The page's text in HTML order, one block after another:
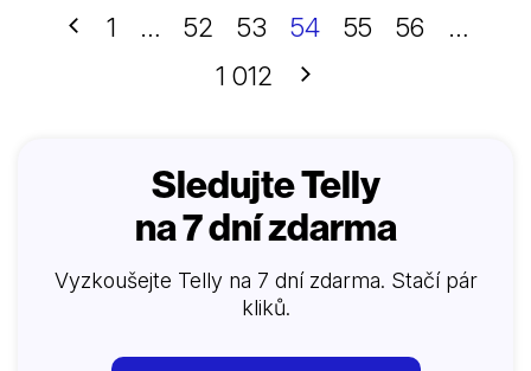
Předchozí
1 … 52 53 54 55 56
…
1 012
Další
Sledujte Telly
na 7 dní zdarma
Vyzkoušejte Telly na 7 dní zdarma. Stačí pár
kliků.